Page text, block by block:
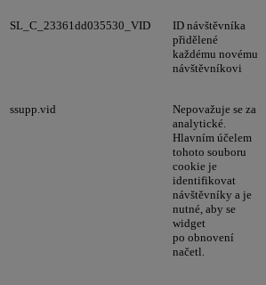
SL_C_23361dd035530_VID
ID návštěvníka
přidělené
každému novému
návštěvníkovi
ssupp.vid
Nepovažuje se za
analytické.
Hlavním účelem
tohoto souboru
cookie je
identifikovat
návštěvníky a je
nutné, aby se
widget
po obnovení
načetl.